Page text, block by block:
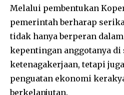
Melalui pembentukan
pemerintah berharap
tidak hanya berperan
kepentingan anggotanya di
ketenagakerjaan, tetapi
penguatan ekonomi
berkelanjutan.